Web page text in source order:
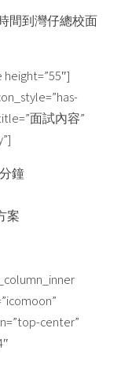
間到灣仔總校面
面試內容”
鐘
案
center”